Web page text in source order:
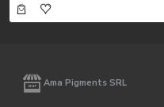
Ama Pigments SRL